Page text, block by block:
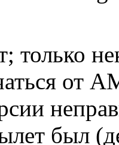
только
от
был